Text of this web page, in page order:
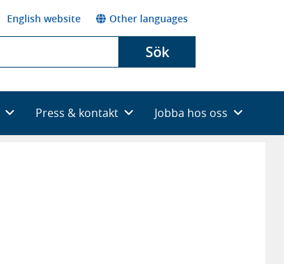
English website Other languages
Sök
Press & kontakt Jobba hos oss